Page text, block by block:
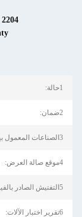
1حالة:
2ضمان:
3الصناعات المعمول بها:
4موقع صالة العرض:
5التفتيش الصادر بالفيديو:
6تقرير اختبار الآلات: